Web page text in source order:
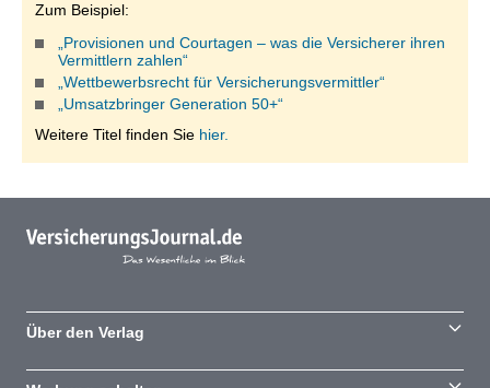
Zum Beispiel:
„Provisionen und Courtagen – was die Versicherer ihren
Vermittlern zahlen“
„Wettbewerbsrecht für Versicherungsvermittler“
„Umsatzbringer Generation 50+“
Weitere Titel finden Sie hier.
Über den Verlag